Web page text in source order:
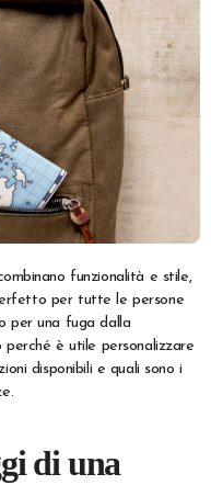
funzionalità e stile,
per tutte le persone
per una fuga dalla
è utile personalizzare
disponibili e quali sono i
di una